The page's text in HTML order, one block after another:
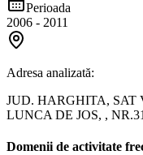
Perioada
2006 - 2011
Adresa analizată:
JUD. HARGHITA,
LUNCA DE JOS, ,
Domenii de activitate